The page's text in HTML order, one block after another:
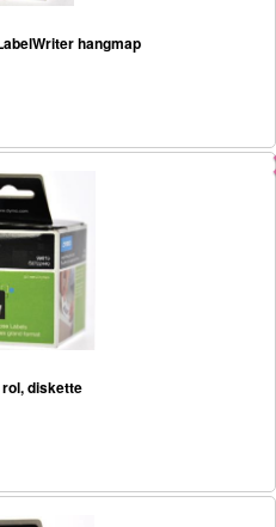
hangmap
diskette